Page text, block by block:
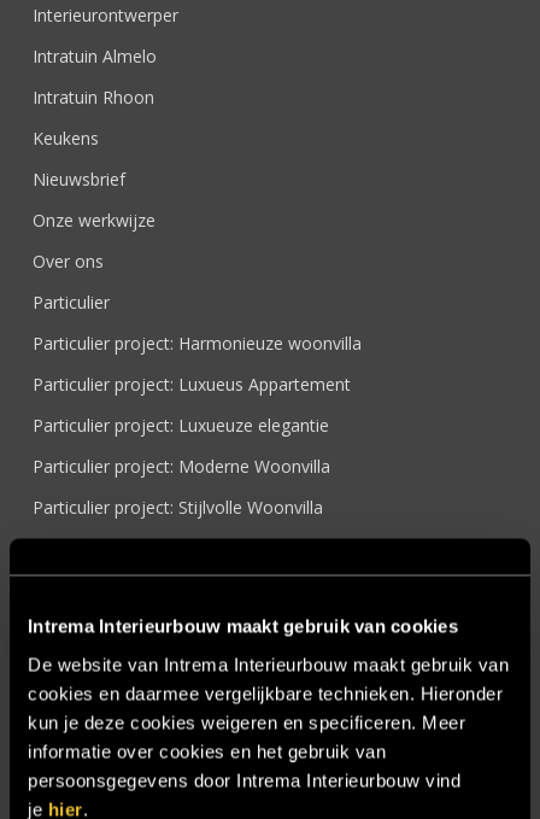
Intrema Interieurbouw maakt gebruik van cookies
De website van Intrema Interieurbouw maakt gebruik van
cookies en daarmee vergelijkbare technieken. Hieronder
kun je deze cookies weigeren en specificeren. Meer
informatie over cookies en het gebruik van
persoonsgegevens door Intrema Interieurbouw vind
je hier.
Interieurontwerper
Intratuin Almelo
Intratuin Rhoon
Keukens
Nieuwsbrief
Onze werkwijze
Over ons
Particulier
Particulier project: Harmonieuze woonvilla
Particulier project: Luxueus Appartement
Particulier project: Luxueuze elegantie
Particulier project: Moderne Woonvilla
Particulier project: Stijlvolle Woonvilla
Referenties
Samenwerken
Sensire
Showroom
SIDN